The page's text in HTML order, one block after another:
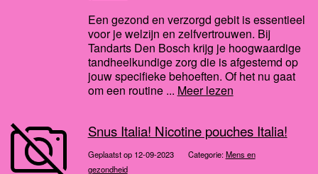
Een gezond en verzorgd gebit is essentieel
voor je welzijn en zelfvertrouwen. Bij
Tandarts Den Bosch krijg je hoogwaardige
tandheelkundige zorg die is afgestemd op
jouw specifieke behoeften. Of het nu gaat
om een routine ... Meer lezen
Snus Italia! Nicotine pouches Italia!
Geplaatst op 12-09-2023 Categorie:Mens en
gezondheid